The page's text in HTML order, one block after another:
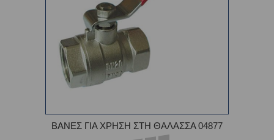
ΒΑΝΕΣ ΓΙΑ ΧΡΗΣΗ ΣΤΗ ΘΑΛΑΣΣΑ 04877